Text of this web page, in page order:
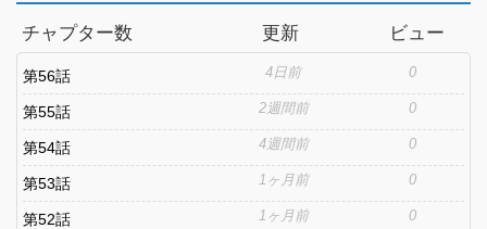
(yet secretly doting) new bride at his side, he’s destined to
become the savior of the world!? Thus begins a battle fantasy
overflowing with affection from the strongest cool-dere bride!
チャプター数 更新 ビュー
第56話 4日前 0
第55話 2週間前 0
第54話 4週間前 0
第53話 1ヶ月前 0
第52話 1ヶ月前 0